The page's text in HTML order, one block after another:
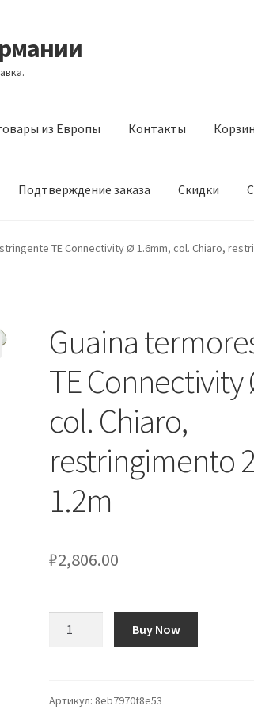
из Европы Контакты
Подтверждение заказа Скидки
Контакты Корзина Мой аккаунт
TE Connectivity Ø 1.6mm, col. Chiaro,
Guaina
TE
col. Chiaro,
restringimento
1.2m
₽2,806.00
TE
Buy Now
Артикул: 8eb7970f8e53